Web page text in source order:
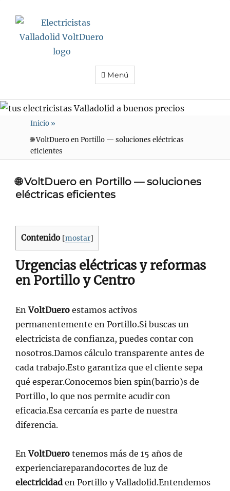
Electricistas
Valladolid
VoltDuero
Menú
Inicio »
🌐 VoltDuero en Portillo — soluciones eléctricas
eficientes
🌐 VoltDuero en Portillo — soluciones
eléctricas eficientes
Contenido [mostar]
Urgencias eléctricas y reformas
en Portillo y Centro
EnVoltDuero estamos activos
permanentemente en Portillo.Si buscas un
electricista de confianza, puedes contar con
nosotros.Damos cálculo transparente antes de
cada trabajo.Esto garantiza que el cliente sepa
qué esperar.Conocemos bien spin(barrio)s de
Portillo, lo que nos permite acudir con
eficacia.Esa cercanía es parte de nuestra
diferencia.
EnVoltDuero tenemos más de 15 años de
experienciareparandocortes de luz de
electricidad en Portillo y Valladolid.Entendemos